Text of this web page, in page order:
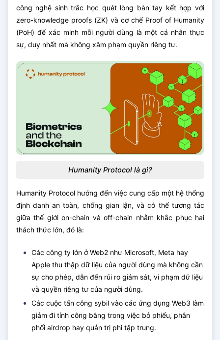
công nghệ sinh trắc học quét lòng bàn tay kết hợp với
zero-knowledge proofs (ZK) và cơ chế Proof of Humanity
(PoH) để xác minh mỗi người dùng là một cá nhân thực
sự, duy nhất mà không xâm phạm quyền riêng tư.
Humanity Protocol là gì?
Humanity Protocol hướng đến việc cung cấp một hệ thống
định danh an toàn, chống gian lận, và có thể tương tác
giữa thế giới on-chain và off-chain nhằm khắc phục hai
thách thức lớn, đó là:
Các công ty lớn ở Web2 như Microsoft, Meta hay
Apple thu thập dữ liệu của người dùng mà không cần
sự cho phép, dẫn đến rủi ro giám sát, vi phạm dữ liệu
và quyền riêng tư của người dùng.
Các cuộc tấn công sybil vào các ứng dụng Web3 làm
giảm đi tính công bằng trong việc bỏ phiếu, phân
phối airdrop hay quản trị phi tập trung.